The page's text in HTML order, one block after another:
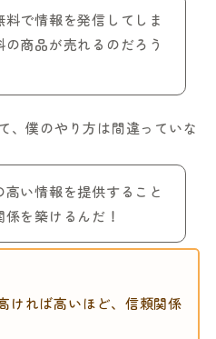
料で情報を発信してしま
の商品が売れるのだろう
、僕のやり方は間違っていな
高い情報を提供すること
係を築けるんだ！
ければ高いほど、信頼関係